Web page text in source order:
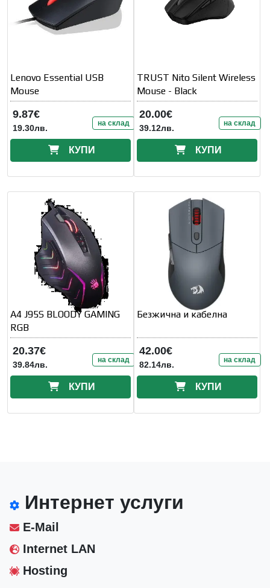
Lenovo Essential USB
Mouse
9.87€
19.30лв. на склад
КУПИ
TRUST Nito Silent Wireless
Mouse - Black
20.00€
39.12лв. на склад
КУПИ
A4 J95S BLOODY GAMING
RGB
20.37€
39.84лв. на склад
КУПИ
Безжична и кабелна
42.00€
82.14лв. на склад
КУПИ
Интернет услуги
E-Mail
Internet LAN
Hosting